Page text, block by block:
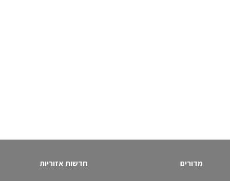
מדורים חדשות אזוריות